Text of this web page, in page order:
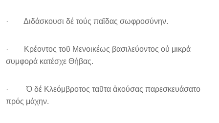
· Διδάσκουσι δέ τούς παῖδας σωφροσύνην.
· Κρέοντος τοῦ Μενοικέως βασιλεύοντος οὐ μικρά
συμφορά κατέσχε Θήβας.
· Ὁ δέ Κλεόμβροτος ταῦτα ἀκούσας παρεσκευάσατο
πρός μάχην.